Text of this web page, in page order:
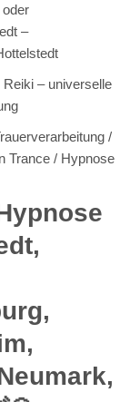
–
– universelle
/
Trance / Hypnose